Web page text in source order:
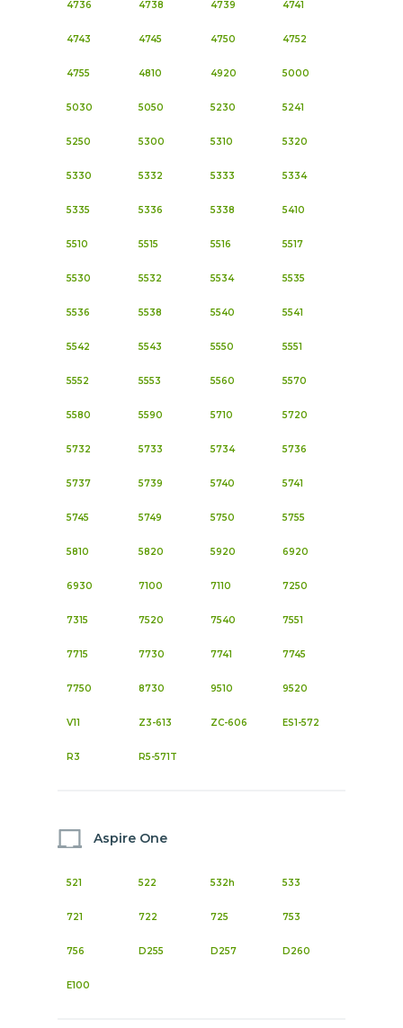
4736 4738 4739 4741
4743 4745 4750 4752
4755 4810 4920 5000
5030 5050 5230 5241
5250 5300 5310 5320
5330 5332 5333 5334
5335 5336 5338 5410
5510 5515 5516 5517
5530 5532 5534 5535
5536 5538 5540 5541
5542 5543 5550 5551
5552 5553 5560 5570
5580 5590 5710 5720
5732 5733 5734 5736
5737 5739 5740 5741
5745 5749 5750 5755
5810 5820 5920 6920
6930 7100 7110 7250
7315 7520 7540 7551
7715 7730 7741 7745
7750 8730 9510 9520
V11 Z3-613 ZC-606 ES1-572
R3 R5-571T
Aspire One
521 522 532h 533
721 722 725 753
756 D255 D257 D260
E100